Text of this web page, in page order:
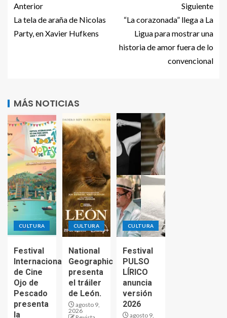
Anterior
La tela de araña de Nicolas
Party, en Xavier Hufkens
Siguiente
“La corazonada” llega a La
Ligua para mostrar una
historia de amor fuera de lo
convencional
MÁS NOTICIAS
CULTURA
Festival
Internacional
de Cine
Ojo de
Pescado
presenta
la
CULTURA
National
Geographic
presenta
el tráiler
de León.
agosto 9,
2026
CULTURA
Festival
PULSO
LÍRICO
anuncia
versión
2026
agosto 9,